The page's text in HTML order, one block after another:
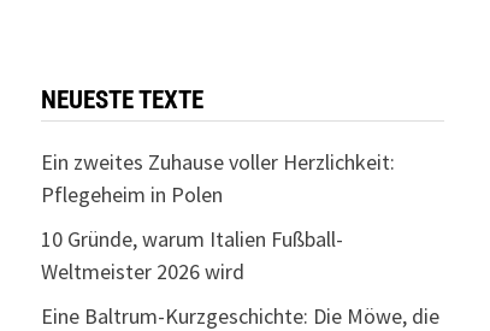
NEUESTE TEXTE
Ein zweites Zuhause voller Herzlichkeit:
Pflegeheim in Polen
10 Gründe, warum Italien Fußball-
Weltmeister 2026 wird
Eine Baltrum-Kurzgeschichte: Die Möwe, die